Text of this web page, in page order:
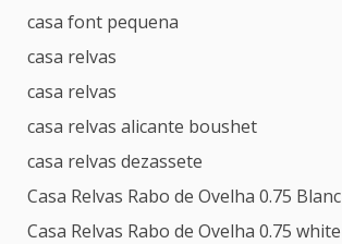
casa font pequena
casa relvas
casa relvas
casa relvas alicante boushet
casa relvas dezassete
Casa Relvas Rabo de Ovelha 0.75 Blanc
Casa Relvas Rabo de Ovelha 0.75 white